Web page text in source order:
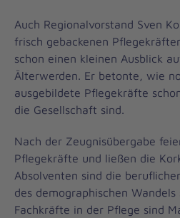
Auch Regionalvorstand Sven
frisch gebackenen
schon einen kleinen Ausblick
Älterwerden. Er betonte, wie
ausgebildete Pflegekräfte
die Gesellschaft sind.
Nach der Zeugnisübergabe
Pflegekräfte und ließen die
Absolventen sind die
des demographischen
Fachkräfte in der Pflege sind